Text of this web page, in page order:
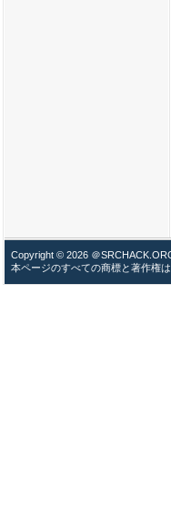
Copyright © 2026 ＠
本ページのすべての商標と著作権